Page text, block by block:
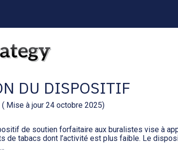
DU DISPOSITIF
( Mise à jour 24 octobre 2025)
de soutien forfaitaire aux buralistes vise à
de tabacs dont l’activité est plus faible. Le